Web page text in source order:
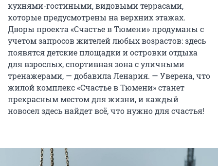
кухнями-гостиными, видовыми террасами,
которые предусмотрены на верхних этажах.
Дворы проекта «Счастье в Тюмени» продуманы с
учетом запросов жителей любых возрастов: здесь
появятся детские площадки и островки отдыха
для взрослых, спортивная зона с уличными
тренажерами, — добавила Ленария. — Уверена, что
жилой комплекс «Счастье в Тюмени» станет
прекрасным местом для жизни, и каждый
новосел здесь найдет всё, что нужно для счастья!